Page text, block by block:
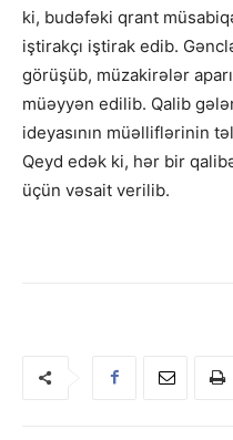
ki, budəfəki qrant
iştirakçı iştirak edib.
görüşüb, müzakirələr
müəyyən edilib. Qalib
ideyasının müəlliflərinin
Qeyd edək ki, hər bir
üçün vəsait verilib.